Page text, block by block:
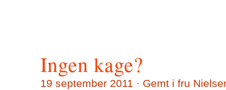
Ingen kage?
19 september 2011 · Gemt i fru